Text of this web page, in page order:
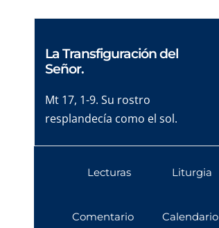
La Transfiguración del
Señor.
Mt 17, 1-9. Su rostro
resplandecía como el sol.
Lecturas
Comentario
Liturgia
Calendario